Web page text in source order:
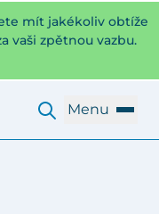
mít jakékoliv obtíže
vaši zpětnou vazbu.
Menu